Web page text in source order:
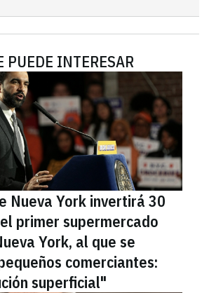
PUEDE INTERESAR
Nueva York invertirá 30
primer supermercado
York, al que se
comerciantes:
superficial"